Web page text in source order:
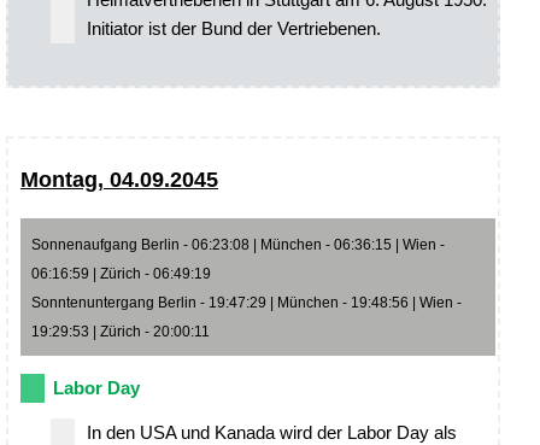
Initiator ist der Bund der Vertriebenen.
Montag, 04.09.2045
Sonnenaufgang Berlin - 06:23:08 | München - 06:36:15 | Wien -
06:16:59 | Zürich - 06:49:19
Sonntenuntergang Berlin - 19:47:29 | München - 19:48:56 | Wien -
19:29:53 | Zürich - 20:00:11
Labor Day
In den USA und Kanada wird der Labor Day als